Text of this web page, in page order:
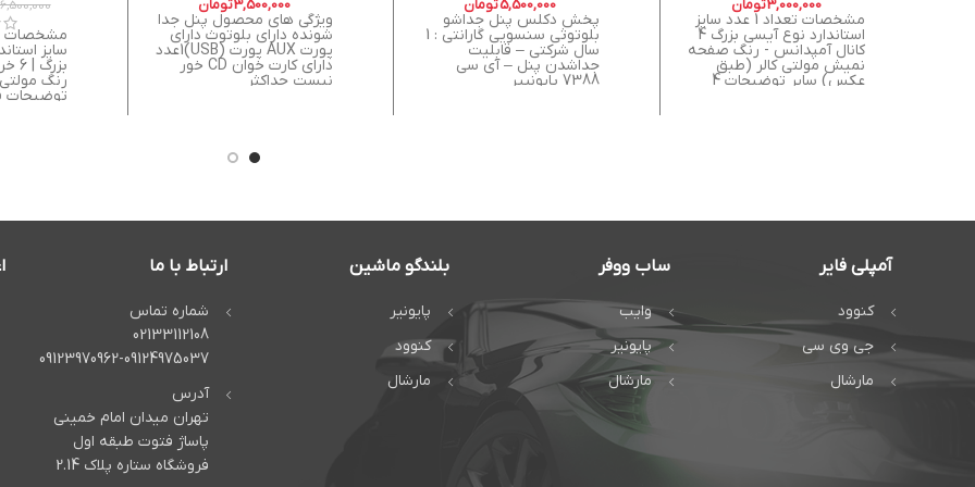
3,000,000تومان
مشخصات تعداد 1 عدد سایز
استاندارد نوع آیسی بزرگ 4
کانال آمپدانس - رنگ صفحه
نمیش مولتی کالر (طبق
عکس) سایر توضیحات 4
5,500,000تومان
پخش دکلس پنل جداشو
بلوتوثی سنسویی گارانتی : 1
سال شرکتی – قابلیت
جداشدن پنل – آی سی
7388 پایونییر
3,500,000تومان
ویژگی های محصول پنل جدا
شونده دارای بلوتوث دارای
پورت AUX پورت (USB)1عدد
دارای کارت خوان CD خور
نیست حداکثر
6,500,000
سایز
رنگ مولتی
توضیحات
ریموت.
ای و
حالت
میکروفن
های تلفنی
کانال.
فرمان:
آمپلی فایر
کنوود
جی وی سی
مارشال
ساب ووفر
وایب
پایونیر
مارشال
بلندگو ماشین
پایونیر
کنوود
مارشال
ارتباط با ما
شماره تماس
02133112108
09123970962-09124975037
آدرس
تهران میدان امام خمینی
پاساژ فتوت طبقه اول
فروشگاه ستاره پلاک 2.14